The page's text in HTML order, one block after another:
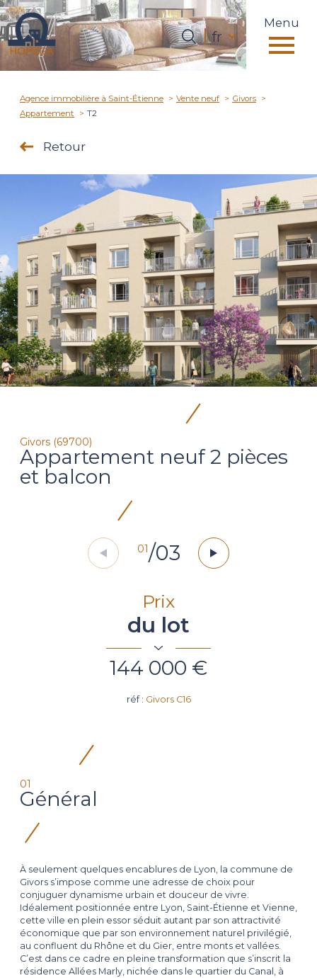
Menu
Langue
fr
Accueil 0 Langue
fr
Agence immobilière à Saint-Étienne Vente neuf
Givors
Appartement
T2
Retour
Givors (69700)
Appartement neuf 2 pièces
et balcon
01/03
Prix
du lot
144 000 €
réf : Givors C16
01
Général
À seulement quelques encablures de Lyon, la commune de
Givors s’impose comme une adresse de choix pour
conjuguer dynamisme urbain et douceur de vivre.
Idéalement positionnée entre Lyon, Saint-Étienne et Vienne,
cette ville en plein essor séduit autant par son attractivité
économique que par son environnement naturel privilégié,
au confluent du Rhône et du Gier, entre monts et vallées.
C’est dans ce cadre en pleine transformation que s’inscrit la
résidence Allées Marly, nichée dans le quartier du Canal, à